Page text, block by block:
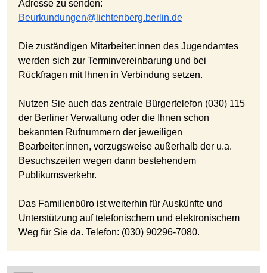
Adresse zu senden:
Beurkundungen@lichtenberg.berlin.de
Die zuständigen Mitarbeiter:innen des Jugendamtes
werden sich zur Terminvereinbarung und bei
Rückfragen mit Ihnen in Verbindung setzen.
Nutzen Sie auch das zentrale Bürgertelefon (030) 115
der Berliner Verwaltung oder die Ihnen schon
bekannten Rufnummern der jeweiligen
Bearbeiter:innen, vorzugsweise außerhalb der u.a.
Besuchszeiten wegen dann bestehendem
Publikumsverkehr.
Das Familienbüro ist weiterhin für Auskünfte und
Unterstützung auf telefonischem und elektronischem
Weg für Sie da. Telefon: (030) 90296-7080.